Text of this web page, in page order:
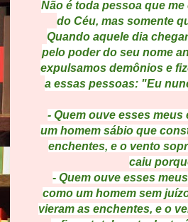
Não é toda pessoa que
do Céu, mas somente
Quando aquele dia
pelo poder do seu nome
expulsamos demônios e
a essas pessoas: "Eu
- Quem ouve esses
um homem sábio que
enchentes, e o vento
caiu
- Quem ouve esses
como um homem sem
vieram as enchentes, e o